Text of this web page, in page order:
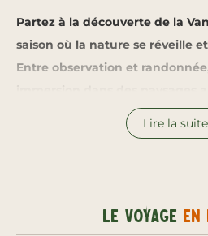
Partez à la découverte de la
saison où la nature se réveille
Entre observation et
rencontre des bouquetins,
flore en plein essor.
après les rigueurs de l’hiver, la
vers les vallées, offrant des
Lire la suite
Le voyage